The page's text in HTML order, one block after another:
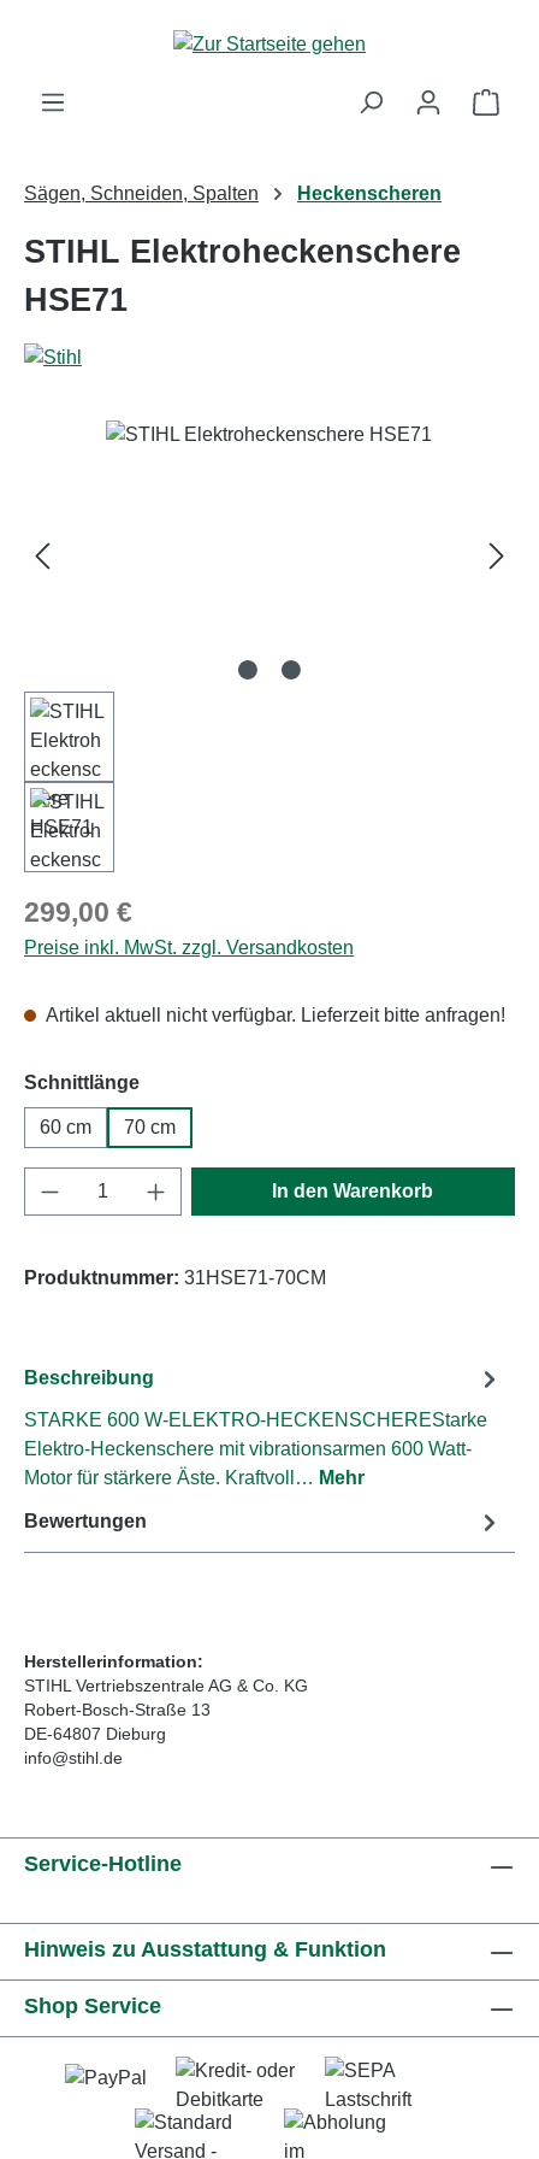
Zum Hauptinhalt springen
Sägen, Schneiden, Spalten Heckenscheren
STIHL Elektroheckenschere
HSE71
Regulärer Preis:
299,00 €
Preise inkl. MwSt. zzgl. Versandkosten
Artikel aktuell nicht verfügbar. Lieferzeit bitte anfragen!
Schnittlängeauswählen
60 cm 70 cm
Produkt Anzahl: Gib den gewünschten
In den Warenkorb
Produktnummer: 31HSE71-70CM
Beschreibung
STARKE 600 W-ELEKTRO-HECKENSCHEREStarke
Elektro-Heckenschere mit vibrationsarmen 600 Watt-
Motor für stärkere Äste. Kraftvoll… Mehr
Bewertungen
Herstellerinformation:
STIHL Vertriebszentrale AG & Co. KG
Robert-Bosch-Straße 13
DE-64807 Dieburg
info@stihl.de
Service-Hotline
Hinweis zu Ausstattung & Funktion
Shop Service